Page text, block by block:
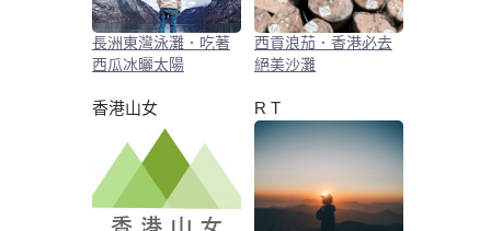
長洲東灣泳灘．吃著
西瓜冰曬太陽
西貢浪茄．香港必去
絕美沙灘
香港山女 R T